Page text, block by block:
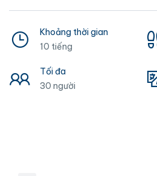
Khoảng thời gian
10 tiếng
Tối đa
30 người